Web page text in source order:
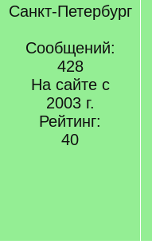
Санкт-Петербург
Сообщений:
428
На сайте с
2003 г.
Рейтинг:
40